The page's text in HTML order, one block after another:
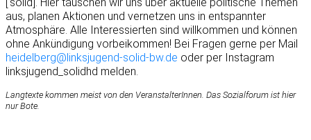
['solid]. Hier tauschen wir uns über aktuelle politische Themen
aus, planen Aktionen und vernetzen uns in entspannter
Atmosphäre. Alle Interessierten sind willkommen und können
ohne Ankündigung vorbeikommen! Bei Fragen gerne per Mail
heidelberg@linksjugend-solid-bw.de oder per Instagram
linksjugend_solidhd melden.
Langtexte kommen meist von den VeranstalterInnen. Das Sozialforum ist hier
nur Bote.